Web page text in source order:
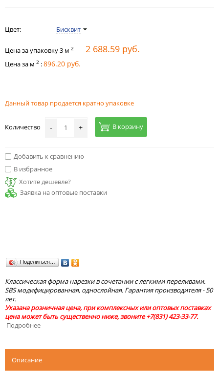
Цвет: Бисквит
Цена за упаковку3 м 2 2 688.59 руб.
Цена за м 2 :896.20 руб.
Данный товар продается кратно упаковке
Количество - + В корзину
Добавить к сравнению
В избранное
Хотите дешевле?
Заявка на оптовые поставки
Поделиться…
Классическая форма нарезки в сочетании с легкими переливами.
SBS модифицированная, однослойная. Гарантия производителя - 50
лет.
Указана розничная цена, при комплексных или оптовых поставках
цена может быть существенно ниже, звоните +7(831) 423-33-77.
Подробнее
Описание